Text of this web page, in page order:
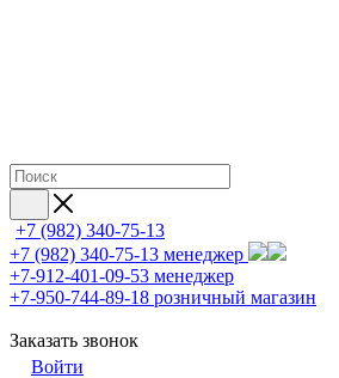
+7 (982) 340-75-13
+7 (982) 340-75-13 менеджер
+7-912-401-09-53 менеджер
+7-950-744-89-18 розничный магазин
Заказать звонок
Войти